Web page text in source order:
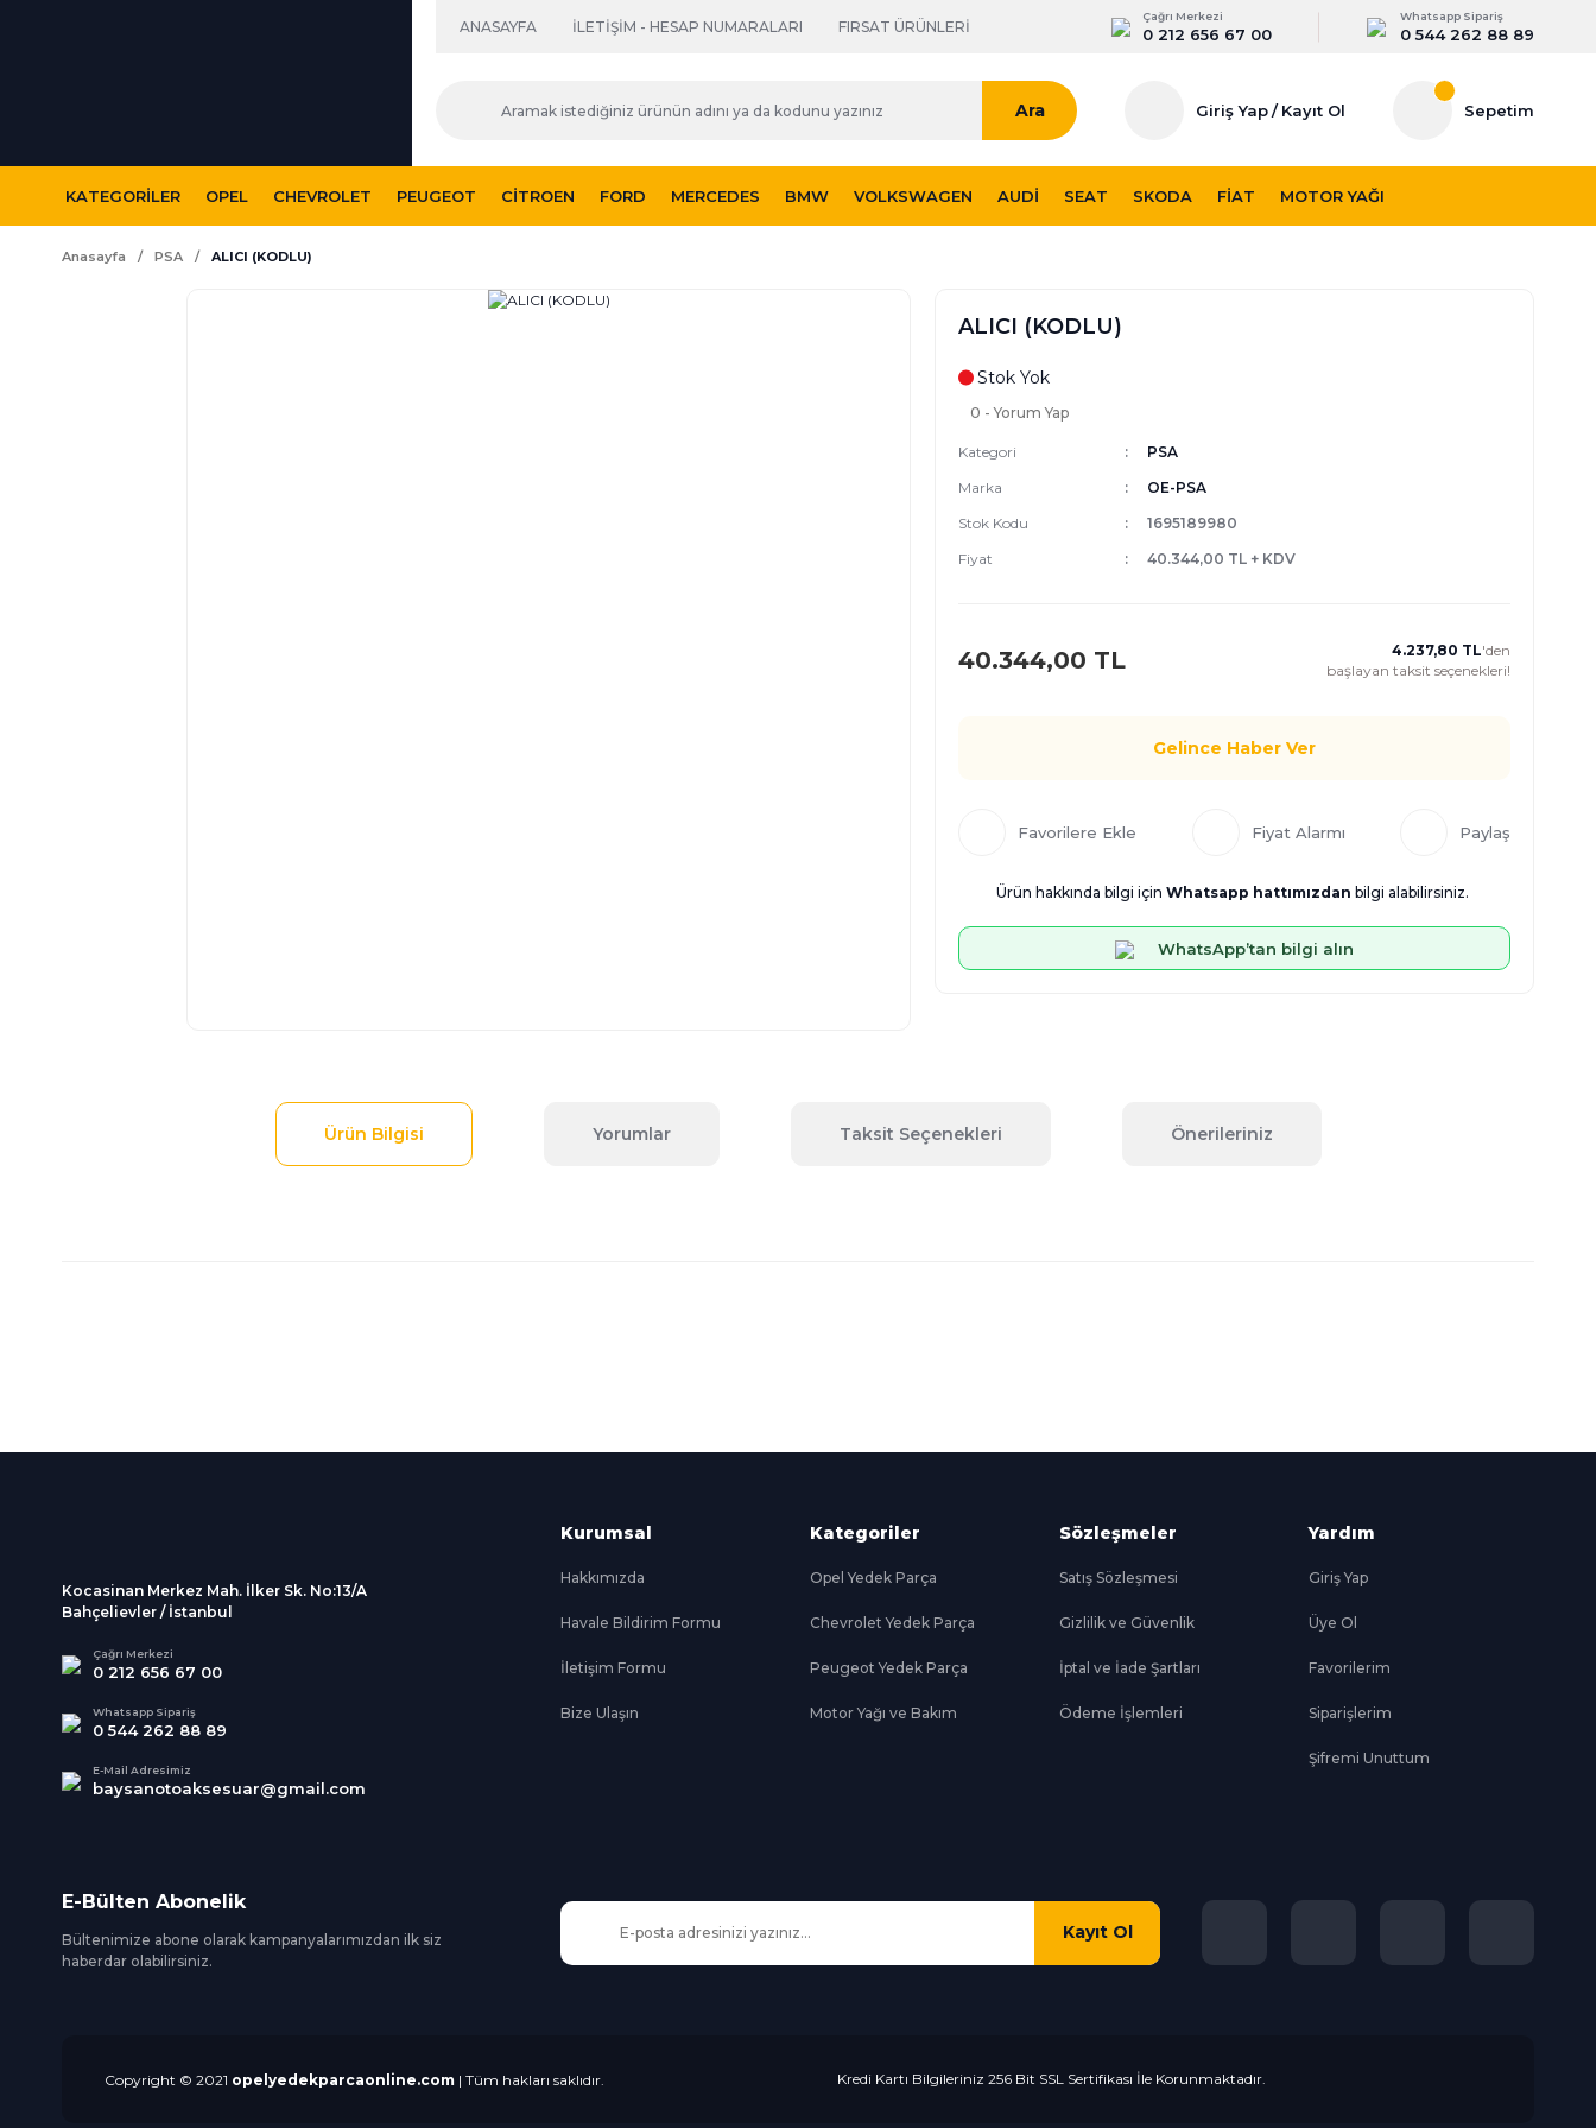
ANASAYFA İLETİŞİM - HESAP NUMARALARI FIRSAT ÜRÜNLERİ
Çağrı Merkezi
0 212 656 67 00
Whatsapp Sipariş
0 544 262 88 89
Ara Giriş Yap/ Kayıt Ol Sepetim
KATEGORILER OPEL CHEVROLET PEUGEOT CITROEN FORD MERCEDES BMW VOLKSWAGEN AUDI SEAT SKODA FIAT MOTOR YAĞI
Anasayfa PSA ALICI (KODLU)
ALICI (KODLU)
Stok Yok
0 - Yorum Yap
Kategori
PSA
Marka
OE-PSA
Stok Kodu
1695189980
Fiyat
40.344,00 TL + KDV
40.344,00 TL 4.237,80 TL'den
başlayan taksit seçenekleri!
Gelince Haber Ver
Fiyat Alarmı Paylaş
Ürün hakkında bilgi için Whatsapp hattımızdan bilgi alabilirsiniz.
WhatsApp’tan bilgi alın
Ürün Bilgisi Yorumlar Taksit Seçenekleri Önerileriniz
Gönder
Kocasinan Merkez Mah. İlker Sk. No:13/A
Bahçelievler / İstanbul
Çağrı Merkezi
0 212 656 67 00
Whatsapp Sipariş
0 544 262 88 89
E-Mail Adresimiz
baysanotoaksesuar@gmail.com
Kurumsal
Hakkımızda
Havale Bildirim Formu
İletişim Formu
Bize Ulaşın
Kategoriler
Opel Yedek Parça
Chevrolet Yedek Parça
Peugeot Yedek Parça
Motor Yağı ve Bakım
Sözleşmeler
Satış Sözleşmesi
Gizlilik ve Güvenlik
İptal ve İade Şartları
Ödeme İşlemleri
Yardım
Giriş Yap
Üye Ol
Favorilerim
Siparişlerim
Şifremi Unuttum
E-Bülten Abonelik
Bültenimize abone olarak kampanyalarımızdan ilk siz
haberdar olabilirsiniz.
Kayıt Ol
Copyright © 2021 opelyedekparcaonline.com | Tüm hakları saklıdır. Kredi Kartı Bilgileriniz 256 Bit SSL Sertifikası İle Korunmaktadır.